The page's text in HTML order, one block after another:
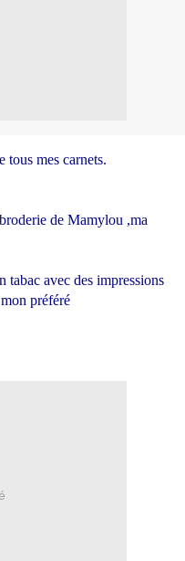
tous mes carnets.
de Mamylou ,ma
tabac avec des impressions
préféré